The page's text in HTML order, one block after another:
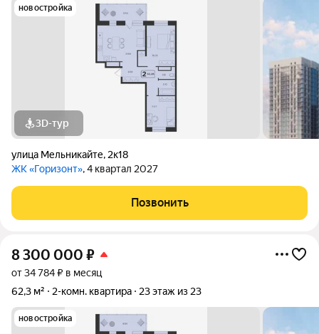
новостройка
3D-тур
улица Мельникайте, 2к18
ЖК «Горизонт», 4 квартал 2027
Позвонить
8 300 000 ₽
от 34 784 ₽ в месяц
62,3 м²
2-комн. квартира 23 этаж из 23
новостройка